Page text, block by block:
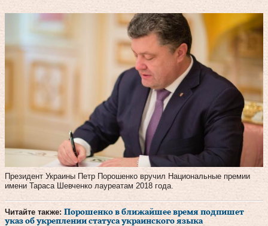
Президент Украины Петр Порошенко вручил Национальные премии
имени Тараса Шевченко лауреатам 2018 года.
Читайте также: Порошенко в ближайшее время подпишет
указ об укреплении статуса украинского языка